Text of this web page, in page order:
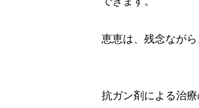
恵恵は、残念なが
抗ガン剤による治